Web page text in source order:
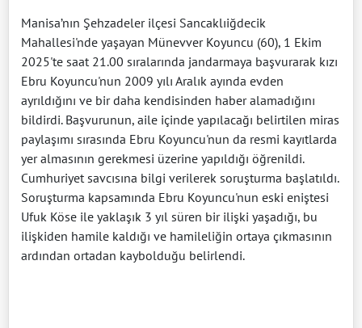
Manisa’nın Şehzadeler ilçesi Sancaklıiğdecik
Mahallesi'nde yaşayan Münevver Koyuncu (60), 1 Ekim
2025'te saat 21.00 sıralarında jandarmaya başvurarak kızı
Ebru Koyuncu'nun 2009 yılı Aralık ayında evden
ayrıldığını ve bir daha kendisinden haber alamadığını
bildirdi. Başvurunun, aile içinde yapılacağı belirtilen miras
paylaşımı sırasında Ebru Koyuncu'nun da resmi kayıtlarda
yer almasının gerekmesi üzerine yapıldığı öğrenildi.
Cumhuriyet savcısına bilgi verilerek soruşturma başlatıldı.
Soruşturma kapsamında Ebru Koyuncu'nun eski eniştesi
Ufuk Köse ile yaklaşık 3 yıl süren bir ilişki yaşadığı, bu
ilişkiden hamile kaldığı ve hamileliğin ortaya çıkmasının
ardından ortadan kaybolduğu belirlendi.